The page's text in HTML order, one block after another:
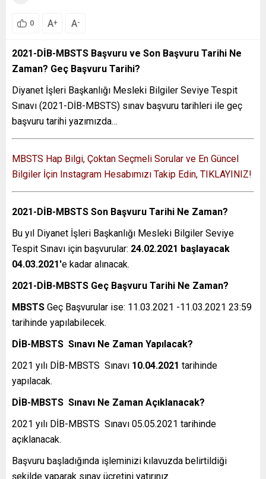
0 A+ A-
2021-DİB-MBSTS Başvuru ve Son Başvuru Tarihi Ne
Zaman? Geç Başvuru Tarihi?
Diyanet İşleri Başkanlığı Mesleki Bilgiler Seviye Tespit
Sınavı (2021-DİB-MBSTS) sınav başvuru tarihleri ile geç
başvuru tarihi yazımızda…
MBSTS Hap Bilgi, Çoktan Seçmeli Sorular ve En Güncel
Bilgiler İçin Instagram Hesabımızı Takip Edin, TIKLAYINIZ!
2021-DİB-MBSTS Son Başvuru Tarihi Ne Zaman?
Bu yıl Diyanet İşleri Başkanlığı Mesleki Bilgiler Seviye
Tespit Sınavı için başvurular: 24.02.2021 başlayacak
04.03.2021′e kadar alınacak.
2021-DİB-MBSTS Geç Başvuru Tarihi Ne Zaman?
MBSTS Geç Başvurular ise: 11.03.2021 -11.03.2021 23:59
tarihinde yapılabilecek.
DİB-MBSTS Sınavı Ne Zaman Yapılacak?
2021 yılı DİB-MBSTS Sınavı 10.04.2021 tarihinde
yapılacak.
DİB-MBSTS Sınavı Ne Zaman Açıklanacak?
2021 yılı DİB-MBSTS Sınavı 05.05.2021 tarihinde
açıklanacak.
Başvuru başladığında işleminizi kılavuzda belirtildiği
şekilde yaparak sınav ücretini yatırınız.